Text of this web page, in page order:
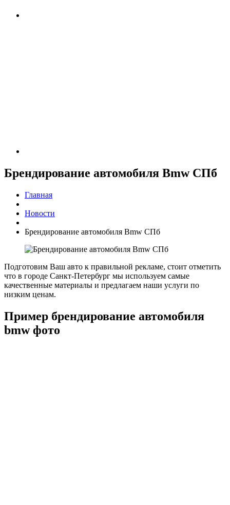
Брендирование автомобиля Bmw СПб
Главная
Новости
Брендирование автомобиля Bmw СПб
Подготовим Ваш авто к правильной рекламе, стоит отметить
что в городе Санкт-Петербург мы используем самые
качественные материалы и предлагаем наши услуги по
низким ценам.
Пример брендирование автомобиля
bmw фото